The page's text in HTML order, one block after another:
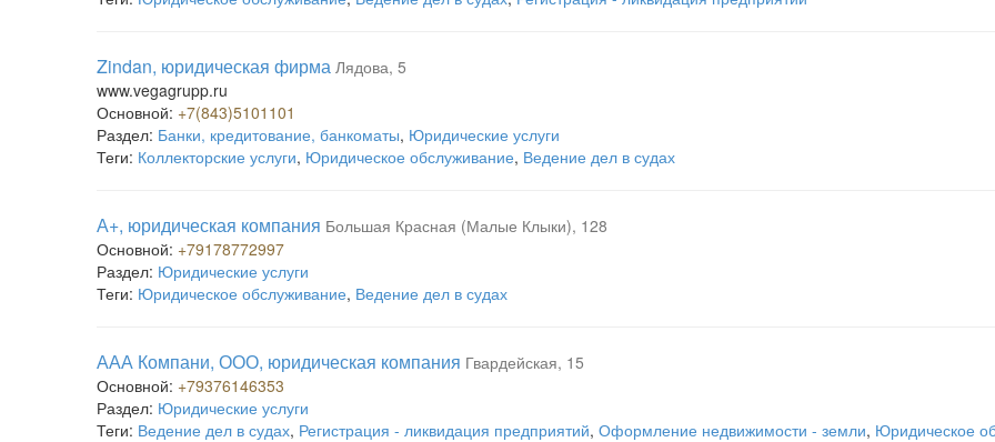
Zindan, юридическая фирма Лядова, 5
www.vegagrupp.ru
Основной: +7(843)5101101
Раздел: Банки, кредитование, банкоматы, Юридические услуги
Теги: Коллекторские услуги, Юридическое обслуживание, Ведение дел в судах
А+, юридическая компания Большая Красная (Малые Клыки), 128
Основной: +79178772997
Раздел: Юридические услуги
Теги: Юридическое обслуживание, Ведение дел в судах
ААА Компани, ООО, юридическая компания Гвардейская, 15
Основной: +79376146353
Раздел: Юридические услуги
Теги: Ведение дел в судах, Регистрация - ликвидация предприятий, Оформление недвижимости - земли, Юридическое